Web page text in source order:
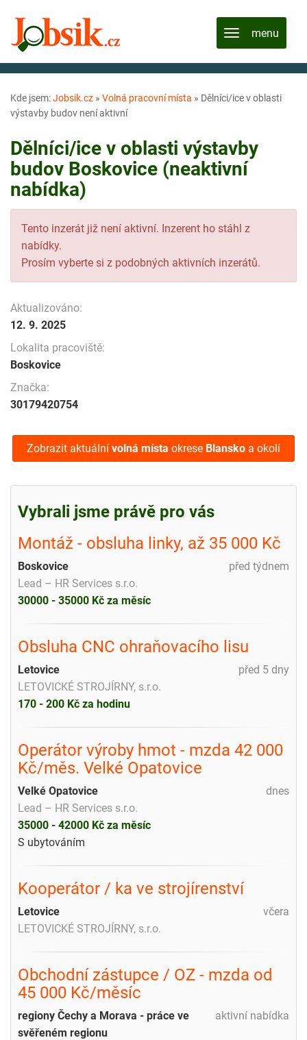
Kde jsem:Jobsik.cz » Volná pracovní místa » Dělníci/ice v oblasti
výstavby budov není aktivní
Dělníci/ice v oblasti výstavby
budov Boskovice (neaktivní
nabídka)
Tento inzerát již není aktivní. Inzerent ho stáhl z
nabídky.
Prosím vyberte si z podobných aktivních inzerátů.
Aktualizováno:
12. 9. 2025
Lokalita pracoviště:
Boskovice
Značka:
30179420754
Zobrazit aktuální volná místa okrese Blansko a okolí
Vybrali jsme právě pro vás
Montáž - obsluha linky, až 35 000 Kč
před týdnem
Boskovice
Lead – HR Services s.r.o.
30000 - 35000 Kč za měsíc
Obsluha CNC ohraňovacího lisu
před 5 dny
Letovice
LETOVICKÉ STROJÍRNY, s.r.o.
170 - 200 Kč za hodinu
Operátor výroby hmot - mzda 42 000
Kč/měs. Velké Opatovice
dnes
Velké Opatovice
Lead – HR Services s.r.o.
35000 - 42000 Kč za měsíc
S ubytováním
Kooperátor / ka ve strojírenství
včera
Letovice
LETOVICKÉ STROJÍRNY, s.r.o.
Obchodní zástupce / OZ - mzda od
45 000 Kč/měsíc
aktivní nabídka
regiony Čechy a Morava - práce ve
svěřeném regionu